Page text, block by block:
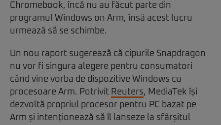
Chromebook, încă nu au făcut parte din
programul Windows on Arm, însă acest lucru
urmează să se schimbe.
Un nou raport sugerează că cipurile Snapdragon
nu vor fi singura alegere pentru consumatori
când vine vorba de dispozitive Windows cu
procesoare Arm. Potrivit Reuters, MediaTek își
dezvoltă propriul procesor pentru PC bazat pe
Arm și intenționează să îl lanseze la sfârșitul